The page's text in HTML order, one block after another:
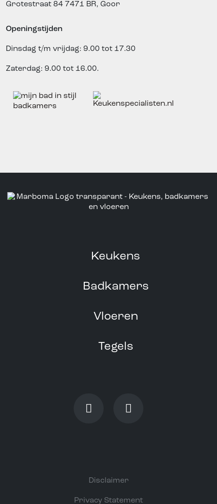
Grotestraat 84 7471 BR, Goor
Openingstijden
Dinsdag t/m vrijdag: 9.00 tot 17.30
Zaterdag: 9.00 tot 16.00.
Keukens
Badkamers
Vloeren
Tegels
Disclaimer
Privacy Statement